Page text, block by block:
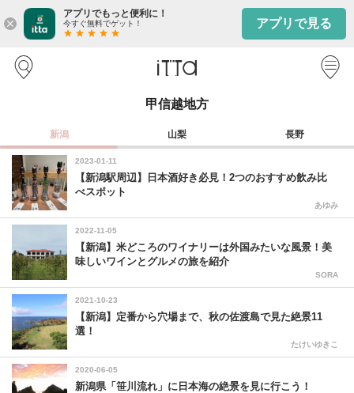
close
アプリでもっと便利に！
今すぐ無料でゲット！
star star star star star
アプリで見る
甲信越地方
新潟 山梨 長野
2023-01-11
【新潟駅周辺】日本酒好き必見！2つのおすすめ飲み比
べスポット
あゆみ
2022-11-05
【新潟】米どころのワイナリーは外国みたいな風景！美
味しいワインとグルメの旅を紹介
SORA
2021-10-23
【新潟】定番から穴場まで、秋の佐渡島で見た絶景11
選！
たけいゆきこ
2020-06-05
新潟県「笹川流れ」に日本海の絶景を見に行こう！